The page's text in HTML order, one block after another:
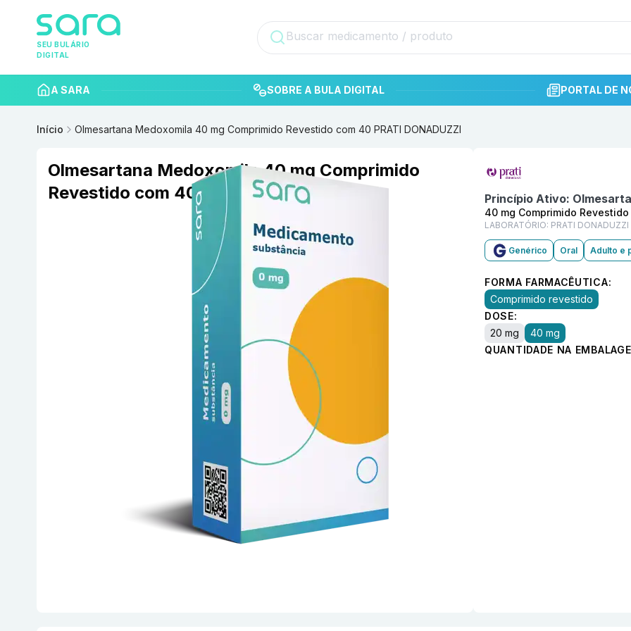
SEU BULÁRIO
DIGITAL
A SARA SOBRE A BULA DIGITAL PORTAL DE
Início Olmesartana Medoxomila 40 mg Comprimido Revestido com 40 PRATI DONADUZZI
Olmesartana Medoxomila 40 mg Comprimido
Revestido com 40 PRATI DONADUZZI
Princípio Ativo:
40 mg Comprimido
LABORATÓRIO: PRATI DONADUZZI
Genérico Oral Adulto e
FORMA FARMACÊUTICA:
Comprimido revestido
DOSE:
20 mg
40 mg
QUANTIDADE NA